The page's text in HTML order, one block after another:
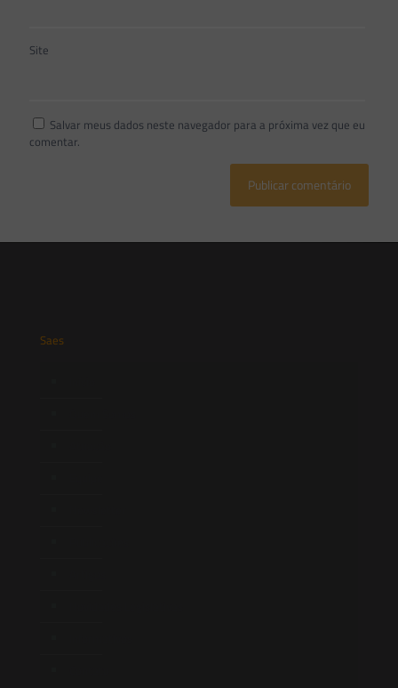
Site
Salvar meus dados neste navegador para a próxima vez que eu
comentar.
Saes